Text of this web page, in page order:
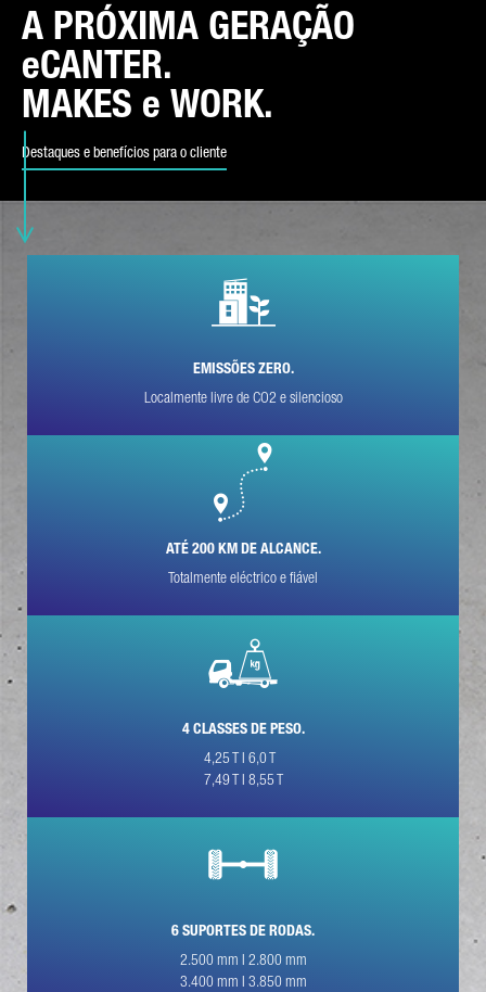
A PRÓXIMA GERAÇÃO
eCANTER.
MAKES e WORK.
Destaques e benefícios para o cliente
DISTRITO
TIPO DE PEDIDO*
CORREIO ELECTRÓNICO*
NÚMERO DE TELEFONE*
A SUA MENSAGEM (OPCIONAL)
* O campo é obrigatório
Processaremos, armazenaremos e utilizaremos
cuidadosamente os seus dados de acordo com as disposições
legais sobre protecção de dados, em conformidade com o seu
consulta. Mais detalhes sobre o processamento dos seus
informações detalhadas sobre os seus direitos, podem ser
encontrados online nas informações sobre protecção de
EMISSÕES ZERO.
Localmente livre de CO2 e silencioso
ATÉ 200 KM DE ALCANCE.
Totalmente eléctrico e fiável
4 CLASSES DE PESO.
4,25 T I 6,0 T
7,49 T I 8,55 T
6 SUPORTES DE RODAS.
2.500 mm I 2.800 mm
3.400 mm I 3.850 mm